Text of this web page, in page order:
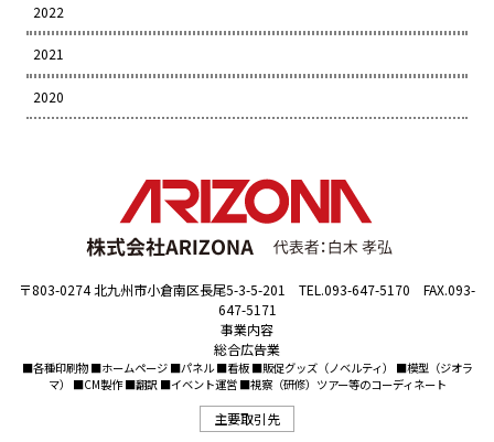
2022
2021
2020
〒803-0274 北九州市小倉南区長尾5-3-5-201 TEL.093-647-5170 FAX.093-
647-5171
事業内容
総合広告業
■各種印刷物 ■ホームページ ■パネル ■看板 ■販促グッズ（ノベルティ） ■模型（ジオラ
マ） ■CM製作 ■翻訳 ■イベント運営 ■視察（研修）ツアー等のコーディネート
主要取引先